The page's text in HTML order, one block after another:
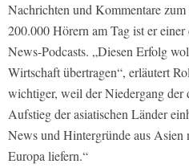
Nachrichten und Kommentare
200.000 Hörern am Tag ist er
News-Podcasts. „Diesen Erfolg
Wirtschaft übertragen“, erläutert
wichtiger, weil der Niedergang der
Aufstieg der asiatischen Länder
News und Hintergründe aus
Europa liefern.“